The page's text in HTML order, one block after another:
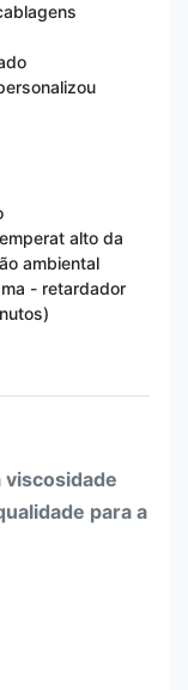
alto da
ambiental
- retardador
viscosidade
para a